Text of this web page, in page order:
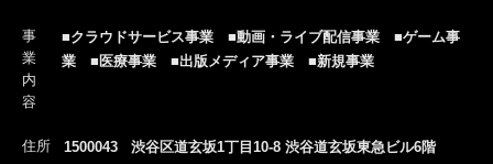
事
業
内
容
■クラウドサービス事業 ■動画・ライブ配信事業 ■ゲーム事
業 ■医療事業 ■出版メディア事業 ■新規事業
住所 1500043 渋谷区道玄坂1丁目10-8 渋谷道玄坂東急ビル6階